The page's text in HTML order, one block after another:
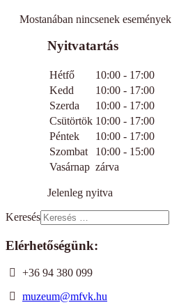
Mostanában nincsenek események
Nyitvatartás
Hétfő
10:00 - 17:00
Kedd
10:00 - 17:00
Szerda
10:00 - 17:00
Csütörtök 10:00 - 17:00
Péntek
10:00 - 17:00
Szombat
10:00 - 15:00
Vasárnap zárva
Jelenleg nyitva
Keresés
Elérhetőségünk:
+36 94 380 099
muzeum@mfvk.hu